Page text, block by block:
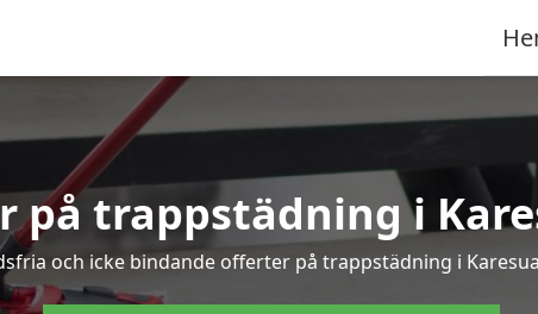
på trappstädning i
och icke bindande offerter på trappstädning i